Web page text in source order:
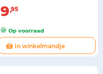
9 95
Op voorraad
In winkelmandje